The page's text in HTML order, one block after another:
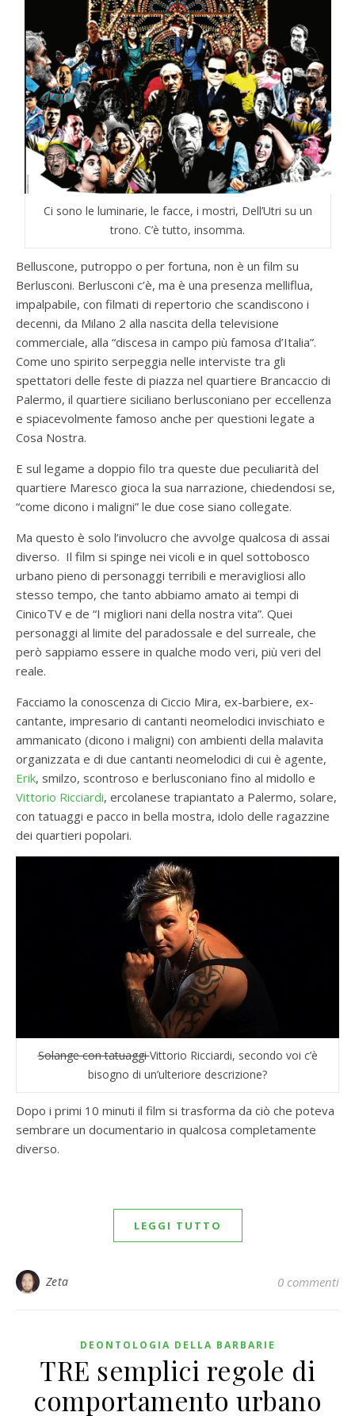
Ci sono le luminarie, le facce, i mostri, Dell’Utri su un
trono. C’è tutto, insomma.
Belluscone, putroppo o per fortuna, non è un film su
Berlusconi. Berlusconi c’è, ma è una presenza melliflua,
impalpabile, con filmati di repertorio che scandiscono i
decenni, da Milano 2 alla nascita della televisione
commerciale, alla “discesa in campo più famosa d’Italia”.
Come uno spirito serpeggia nelle interviste tra gli
spettatori delle feste di piazza nel quartiere Brancaccio di
Palermo, il quartiere siciliano berlusconiano per eccellenza
e spiacevolmente famoso anche per questioni legate a
Cosa Nostra.
E sul legame a doppio filo tra queste due peculiarità del
quartiere Maresco gioca la sua narrazione, chiedendosi se,
“come dicono i maligni” le due cose siano collegate.
Ma questo è solo l’involucro che avvolge qualcosa di assai
diverso. Il film si spinge nei vicoli e in quel sottobosco
urbano pieno di personaggi terribili e meravigliosi allo
stesso tempo, che tanto abbiamo amato ai tempi di
CinicoTV e de “I migliori nani della nostra vita”. Quei
personaggi al limite del paradossale e del surreale, che
però sappiamo essere in qualche modo veri, più veri del
reale.
Facciamo la conoscenza di Ciccio Mira, ex-barbiere, ex-
cantante, impresario di cantanti neomelodici invischiato e
ammanicato (dicono i maligni) con ambienti della malavita
organizzata e di due cantanti neomelodici di cui è agente,
Erik, smilzo, scontroso e berlusconiano fino al midollo e
Vittorio Ricciardi, ercolanese trapiantato a Palermo, solare,
con tatuaggi e pacco in bella mostra, idolo delle ragazzine
dei quartieri popolari.
Solange con tatuaggiVittorio Ricciardi, secondo voi c’è
bisogno di un’ulteriore descrizione?
Dopo i primi 10 minuti il film si trasforma da ciò che poteva
sembrare un documentario in qualcosa completamente
diverso.
LEGGI TUTTO
Zeta 0 commenti
DEONTOLOGIA DELLA BARBARIE
TRE semplici regole di
comportamento urbano